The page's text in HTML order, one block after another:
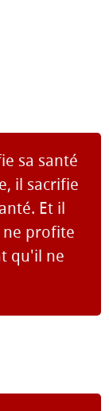
sa santé
il sacrifie
Et il
profite
qu'il ne